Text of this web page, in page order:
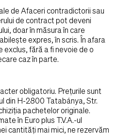
de Afaceri contradictorii sau
de contract pot deveni
doar în măsura în care
expres, în scris. În afara
fără a fi nevoie de o
caz în parte.
obligatoriu. Preţurile sunt
din H-2800 Tatabánya, Str.
pachetelor originale.
în Euro plus T.V.A.-ul
cantităţi mai mici, ne rezervăm